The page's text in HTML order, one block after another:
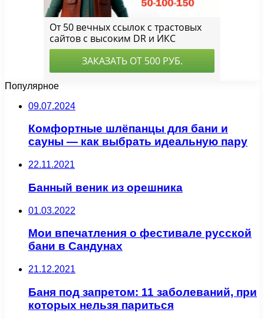
Популярное
09.07.2024
Комфортные шлёпанцы для бани и
сауны — как выбрать идеальную пару
22.11.2021
Банный веник из орешника
01.03.2022
Мои впечатления о фестивале русской
бани в Сандунах
21.12.2021
Баня под запретом: 11 заболеваний, при
которых нельзя париться